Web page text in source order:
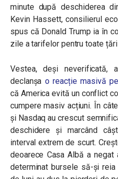
minute după deschiderea
Kevin Hassett, consilierul
spus că Donald Trump ia în
zile a tarifelor pentru toate
Vestea, deși
declanșa o reacție masivă
că America evită un conflict
cumpere masiv acțiuni. În
și Nasdaq au crescut
deschidere și marcând
interval extrem de scurt.
deoarece Casa Albă a
determinat bursele să-și reia